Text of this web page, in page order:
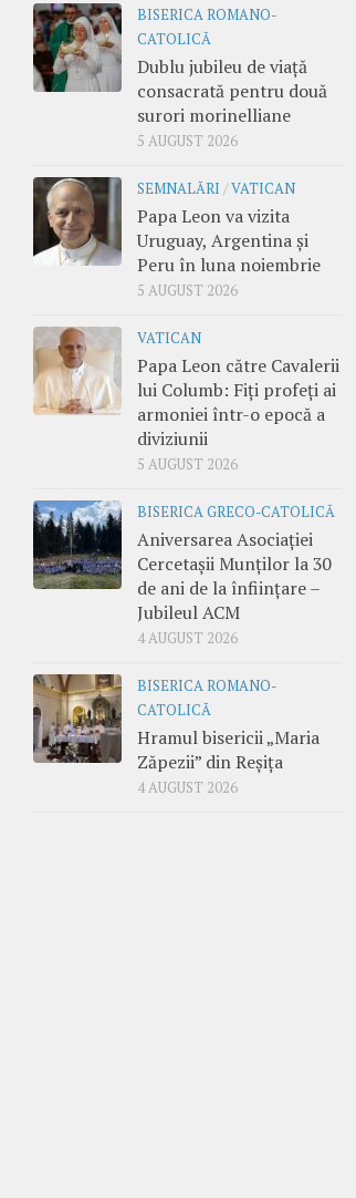
BISERICA ROMANO-
CATOLICĂ
Dublu jubileu de viață
consacrată pentru două
surori morinelliane
5 AUGUST 2026
SEMNALĂRI /VATICAN
Papa Leon va vizita
Uruguay, Argentina și
Peru în luna noiembrie
5 AUGUST 2026
VATICAN
Papa Leon către Cavalerii
lui Columb: Fiți profeți ai
armoniei într-o epocă a
diviziunii
5 AUGUST 2026
BISERICA GRECO-CATOLICĂ
Aniversarea Asociației
Cercetașii Munților la 30
de ani de la înființare –
Jubileul ACM
4 AUGUST 2026
BISERICA ROMANO-
CATOLICĂ
Hramul bisericii „Maria
Zăpezii” din Reșița
4 AUGUST 2026